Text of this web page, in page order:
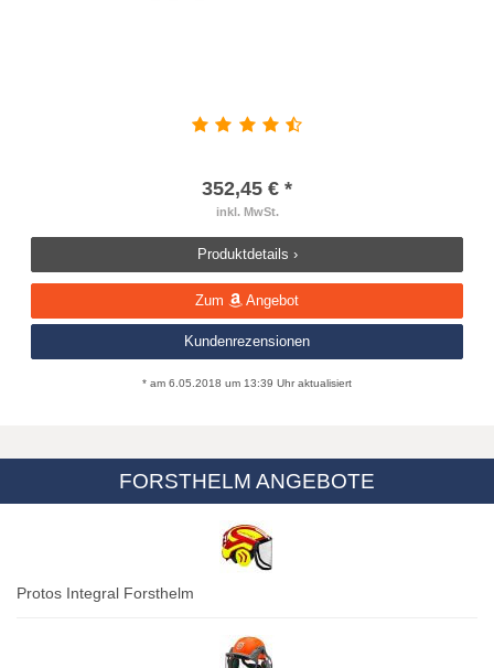
352,45 € *
inkl. MwSt.
Produktdetails ›
Zum Angebot
Kundenrezensionen
* am 6.05.2018 um 13:39 Uhr aktualisiert
FORSTHELM ANGEBOTE
Protos Integral Forsthelm